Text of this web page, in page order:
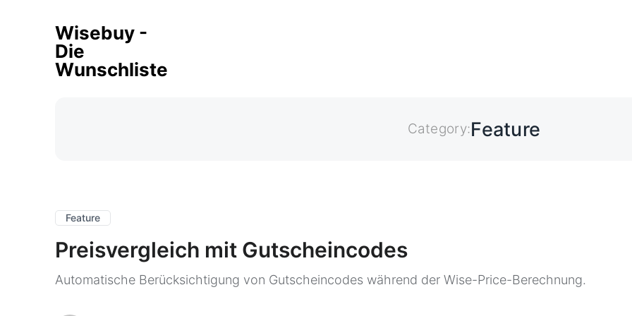
Wisebuy -
Die
Wunschliste
Category:Feature
Feature
Preisvergleich mit Gutscheincodes
Automatische Berücksichtigung von Gutscheincodes während der Wise-Price-Berechnung.